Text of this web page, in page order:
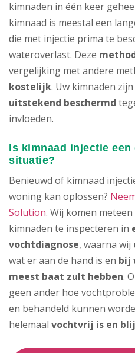
kimnaden in één keer
kimnaad is meestal een
die met injectie prima te
wateroverlast. Deze
vergelijking met andere
kostelijk. Uw kimnaden zijn
uitstekend beschermd
invloeden.
Is kimnaad injectie
situatie?
Benieuwd of kimnaad
woning kan oplossen?
Solution. Wij komen
kimnaden te inspecteren in
vochtdiagnose, waarna
wat er aan de hand is en bij
meest baat zult hebben.
geen ander hoe
en behandeld kunnen
helemaal vochtvrij is en